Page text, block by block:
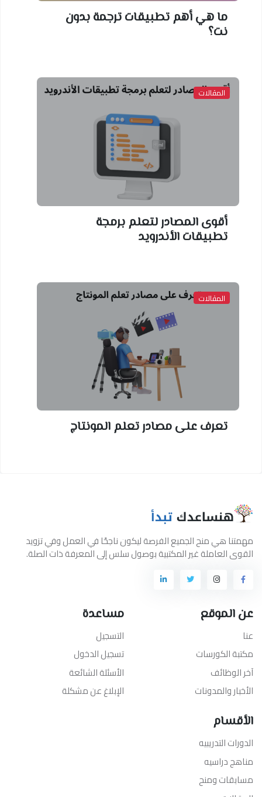
ما هي أهم تطبيقات ترجمة بدون
نت؟
المقالات
أقوى المصادر لتعلم برمجة
تطبيقات الأندرويد
المقالات
تعرف على مصادر تعلم المونتاج
مهمتنا هي منح الجميع الفرصة ليكون ناجحًا في العمل وفي تزويد
القوى العاملة غير المكتبية بوصول سلس إلى المعرفة ذات الصلة.
عن الموقع
عنا
مكتبة الكورسات
آخر الوظائف
الأخبار والمدونات
مساعدة
التسجيل
تسجيل الدخول
الأسئلة الشائعة
الإبلاغ عن مشكلة
الأقسام
الدورات التدريبيه
مناهج دراسيه
مسابقات ومنح